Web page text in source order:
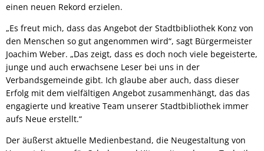
einen neuen Rekord erzielen.
„Es freut mich, dass das Angebot der Stadtbibliothek Konz von
den Menschen so gut angenommen wird“, sagt Bürgermeister
Joachim Weber. „Das zeigt, dass es doch noch viele begeisterte,
junge und auch erwachsene Leser bei uns in der
Verbandsgemeinde gibt. Ich glaube aber auch, dass dieser
Erfolg mit dem vielfältigen Angebot zusammenhängt, das das
engagierte und kreative Team unserer Stadtbibliothek immer
aufs Neue erstellt.“
Der äußerst aktuelle Medienbestand, die Neugestaltung von